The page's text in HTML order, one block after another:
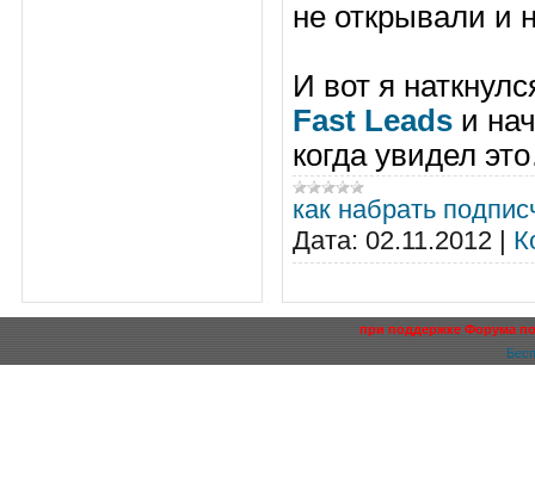
не открывали и
И вот я
Fast Leads и
когда увидел
как набрать
Дата: 02.11.2012
при поддержке Форума